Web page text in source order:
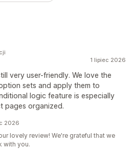
1 lipiec 2026
very user-friendly. We love the
sets and apply them to
logic feature is especially
pages organized.
2026
lovely review! We're grateful that we
with you.